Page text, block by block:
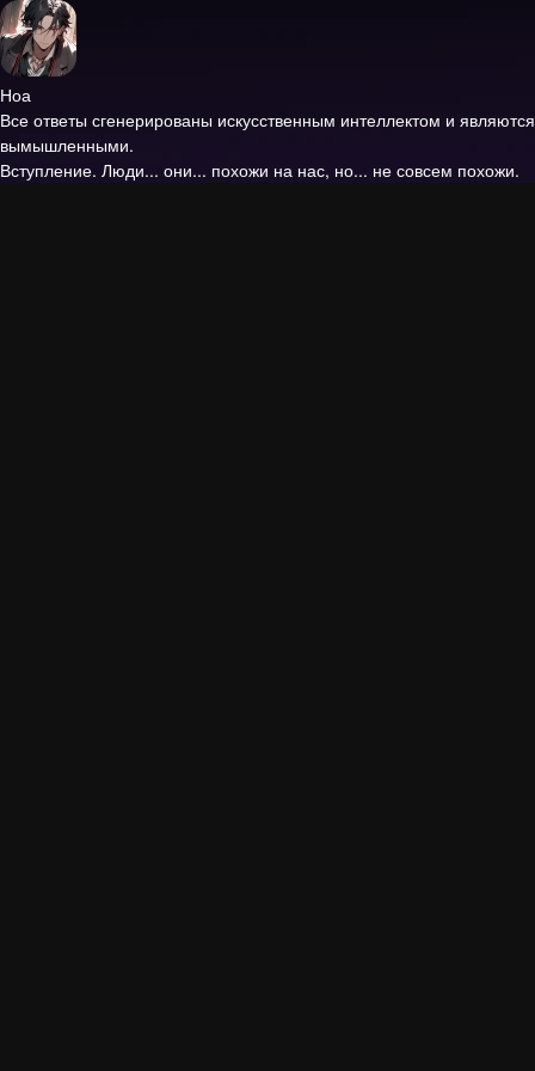
Ноа
Все ответы сгенерированы искусственным интеллектом и являются
вымышленными.
Вступление. Люди... они... похожи на нас, но... не совсем похожи.